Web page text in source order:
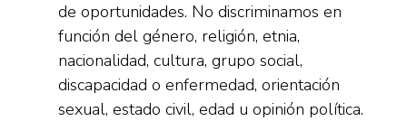
de oportunidades. No discriminamos en
función del género, religión, etnia,
nacionalidad, cultura, grupo social,
discapacidad o enfermedad, orientación
sexual, estado civil, edad u opinión política.